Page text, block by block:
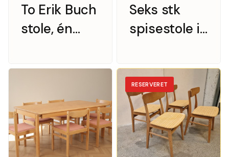
To Erik Buch
stole, én
Seks stk
spisestole i
egetræ,
Knud Færch
model 343
RESERVERET